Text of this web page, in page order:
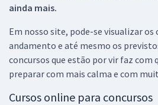
ainda mais.
Em nosso site, pode-se visualizar os
andamento e até mesmo os
concursos que estão por vir faz com
preparar com mais calma e com
Cursos online para concursos